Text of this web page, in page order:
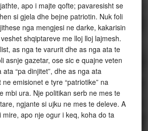
apo i majte qofte; pavaresisht se
si gjela dhe bejne patriotin. Nuk foli
nga mengjesi ne darke, kakarisin
shqiptareve me lloj lloj lajmesh.
as nga te varurit dhe as nga ata te
asnje gazetar, ose sic e quajne veten
“pa dinjitet”, dhe as nga ata
ne emisionet e tyre “patriotike” na
mbi ura. Nje politikan serb ne mes te
ngjante si ujku ne mes te deleve. A
mire, apo nje ogur i keq, koha do ta